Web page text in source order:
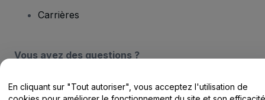
Carrières
Vous avez des questions ?
Centre d'assistance / Nous contacter
En cliquant sur "Tout autoriser", vous acceptez l'utilisation de